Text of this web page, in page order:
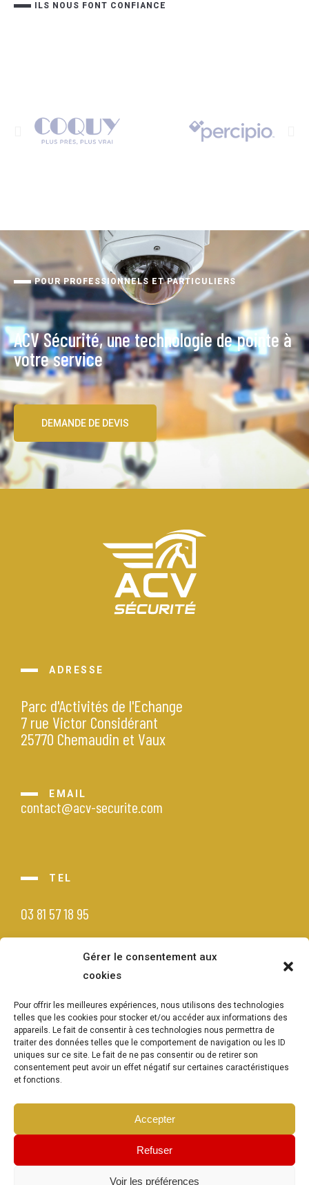
Gérer le consentement aux
cookies
Pour offrir les meilleures expériences, nous utilisons des technologies
telles que les cookies pour stocker et/ou accéder aux informations des
appareils. Le fait de consentir à ces technologies nous permettra de
traiter des données telles que le comportement de navigation ou les ID
uniques sur ce site. Le fait de ne pas consentir ou de retirer son
consentement peut avoir un effet négatif sur certaines caractéristiques
et fonctions.
Accepter
Refuser
Voir les préférences
ILS NOUS FONT CONFIANCE
POUR PROFESSIONNELS ET PARTICULIERS
ACV Sécurité, une technologie de pointe à
votre service
DEMANDE DE DEVIS
ADRESSE
Parc d'Activités de l'Echange
7 rue Victor Considérant
25770 Chemaudin et Vaux
EMAIL
contact@acv-securite.com
TEL
03 81 57 18 95
POLITIQUE DE CONFIDENTIALITÉ
GESTION DES COOKIES
POLITIQUE DE COOKIES